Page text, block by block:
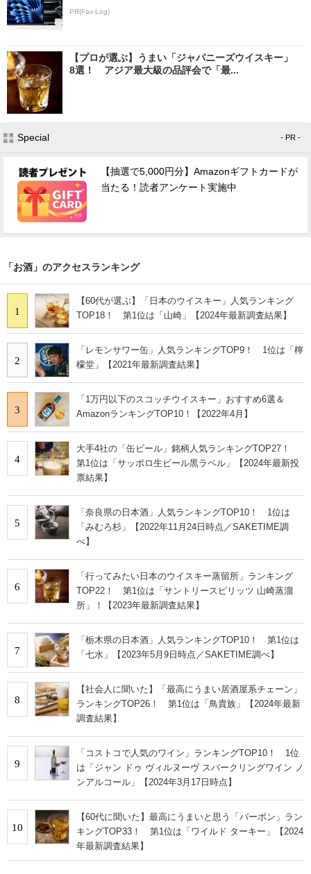
PR(Fav-Log)
【プロが選ぶ】うまい「ジャパニーズウイスキー」
8選！ アジア最大級の品評会で「最...
Special - PR -
【抽選で5,000円分】Amazonギフトカードが
当たる！読者アンケート実施中
「お酒」のアクセスランキング
1
【60代が選ぶ】「日本のウイスキー」人気ランキング
TOP18！ 第1位は「山崎」【2024年最新調査結果】
2
「レモンサワー缶」人気ランキングTOP9！ 1位は「檸
檬堂」【2021年最新調査結果】
3
「1万円以下のスコッチウイスキー」おすすめ6選＆
AmazonランキングTOP10！【2022年4月】
4
大手4社の「缶ビール」銘柄人気ランキングTOP27！
第1位は「サッポロ生ビール黒ラベル」【2024年最新投
票結果】
5
「奈良県の日本酒」人気ランキングTOP10！ 1位は
「みむろ杉」【2022年11月24日時点／SAKETIME調
べ】
6
「行ってみたい日本のウイスキー蒸留所」ランキング
TOP22！ 第1位は「サントリースピリッツ 山崎蒸溜
所」！【2023年最新調査結果】
7
「栃木県の日本酒」人気ランキングTOP10！ 第1位は
「七水」【2023年5月9日時点／SAKETIME調べ】
8
【社会人に聞いた】「最高にうまい居酒屋系チェーン」
ランキングTOP26！ 第1位は「鳥貴族」【2024年最新
調査結果】
9
「コストコで人気のワイン」ランキングTOP10！ 1位
は「ジャン ドゥ ヴィルヌーヴ スパークリングワイン ノ
ンアルコール」【2024年3月17日時点】
10
【60代に聞いた】最高にうまいと思う「バーボン」ラン
キングTOP33！ 第1位は「ワイルド ターキー」【2024
年最新調査結果】